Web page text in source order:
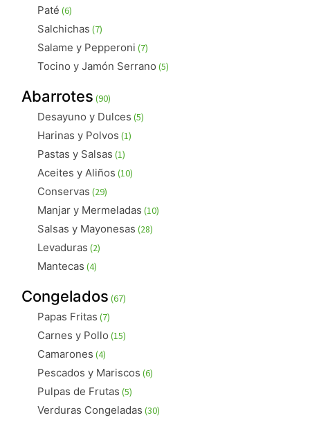
Paté 66
productos
Salchichas 77
productos
Salame y Pepperoni 77
productos
Tocino y Jamón Serrano 55
Abarrotes 9090
productos
Desayuno y Dulces 55
Harinas y Polvos 11
Pastas y Salsas 11
producto
Aceites y Aliños 1010
Conservas 2929
productos
Manjar y Mermeladas 1010
Salsas y Mayonesas 2828
Levaduras 22
Mantecas 44
Congelados 6767
productos
Papas Fritas 77
productos
Carnes y Pollo 1515
Camarones 44
productos
Pescados y Mariscos 66
Pulpas de Frutas 55
productos
Verduras Congeladas 3030